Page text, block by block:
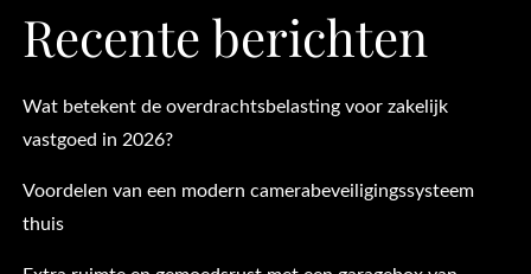
Recente berichten
Wat betekent de overdrachtsbelasting voor zakelijk
vastgoed in 2026?
Voordelen van een modern camerabeveiligingssysteem
thuis